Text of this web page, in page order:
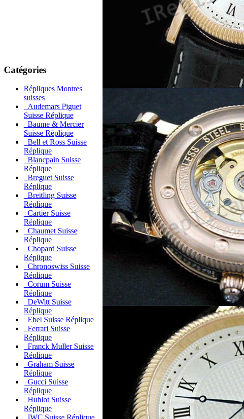
Catégories
Répliques Montres
suisses
Audemars Piguet
Suisse Réplique
Baume & Mercier
Suisse Réplique
Bell et Ross Suisse
Réplique
Blancpain Suisse
Réplique
Breguet Suisse
Réplique
Breitling Suisse
Réplique
Cartier Suisse
Réplique
Chaumet Suisse
Réplique
Chopard Suisse
Réplique
Chronoswiss Suisse
Réplique
Corum Suisse
Réplique
DeWitt Suisse
Réplique
Ebel Suisse Réplique
Ferrari Suisse
Réplique
Franck Muller Suisse
Réplique
Graham Suisse
Réplique
Gucci Suisse
Réplique
Hublot Suisse
Réplique